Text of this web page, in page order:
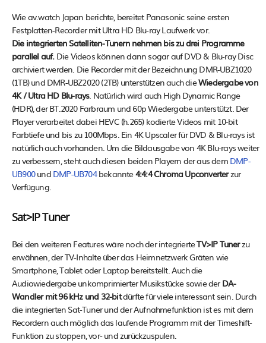
Wie av.watch Japan berichte, bereitet Panasonic seine ersten
Festplatten-Recorder mit Ultra HD Blu-ray Laufwerk vor.
Die integrierten Satelliten-Tunern nehmen bis zu drei Programme
parallel auf.Die Videos können dann sogar auf DVD & Blu-ray Disc
archiviert werden. Die Recorder mit der Bezeichnung DMR-UBZ1020
(1TB) und DMR-UBZ2020 (2TB) unterstützen auch dieWiedergabe von
4K / Ultra HD Blu-rays. Natürlich wird auch High Dynamic Range
(HDR), der BT.2020 Farbraum und 60p Wiedergabe unterstützt. Der
Player verarbeitet dabei HEVC (h.265) kodierte Videos mit 10-bit
Farbtiefe und bis zu 100Mbps. Ein 4K Upscaler für DVD & Blu-rays ist
natürlich auch vorhanden. Um die Bildausgabe von 4K Blu-rays weiter
zu verbessern, steht auch diesen beiden Playern der aus dem DMP-
UB900und DMP-UB704bekannte4:4:4 Chroma Upconverterzur
Verfügung.
Sat>IP Tuner
Bei den weiteren Features wäre noch der integrierteTV>IP Tunerzu
erwähnen, der TV-Inhalte über das Heimnetzwerk Gräten wie
Smartphone, Tablet oder Laptop bereitstellt. Auch die
Audiowiedergabe unkomprimierter Musikstücke sowie der DA-
Wandler mit 96 kHz und 32-bitdürfte für viele interessant sein. Durch
die integrierten Sat-Tuner und der Aufnahmefunktion ist es mit dem
Recordern auch möglich das laufende Programm mit der Timeshift-
Funktion zu stoppen, vor- und zurückzuspulen.